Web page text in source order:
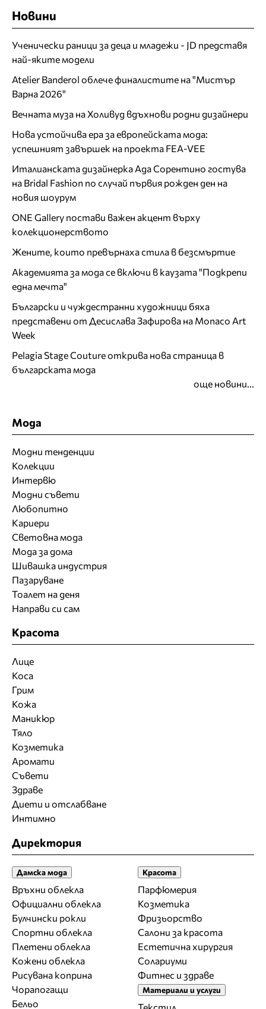
Новини
Ученически раници за деца и младежи - JD представя
най-яките модели
Atelier Banderol облече финалистите на "Мистър
Варна 2026"
Вечната муза на Холивуд вдъхнови родни дизайнери
Нова устойчива ера за европейската мода:
успешният завършек на проекта FEA-VEE
Италианската дизайнерка Ада Сорентино гостува
на Bridal Fashion по случай първия рожден ден на
новия шоурум
ONE Gallery постави важен акцент върху
колекционерството
Жените, които превърнаха стила в безсмъртие
Академията за мода се включи в каузата "Подкрепи
една мечта"
Български и чуждестранни художници бяха
представени от Десислава Зафирова на Monaco Art
Week
Pelagia Stage Couture открива нова страница в
българската мода
още новини...
Мода
Модни тенденции
Колекции
Интервю
Модни съвети
Любопитно
Кариери
Световна мода
Мода за дома
Шивашка индустрия
Пазаруване
Тоалет на деня
Направи си сам
Красота
Лице
Коса
Грим
Кожа
Маникюр
Тяло
Козметика
Аромати
Съвети
Здраве
Диети и отслабване
Интимно
Директория
Дамска мода
Връхни облекла
Официални облекла
Булчински рокли
Спортни облекла
Плетени облекла
Кожени облекла
Рисувана коприна
Чорапогащи
Бельо
Красота
Парфюмерия
Козметика
Фризьорство
Салони за красота
Естетична хирургия
Солариуми
Фитнес и здраве
Материали и услуги